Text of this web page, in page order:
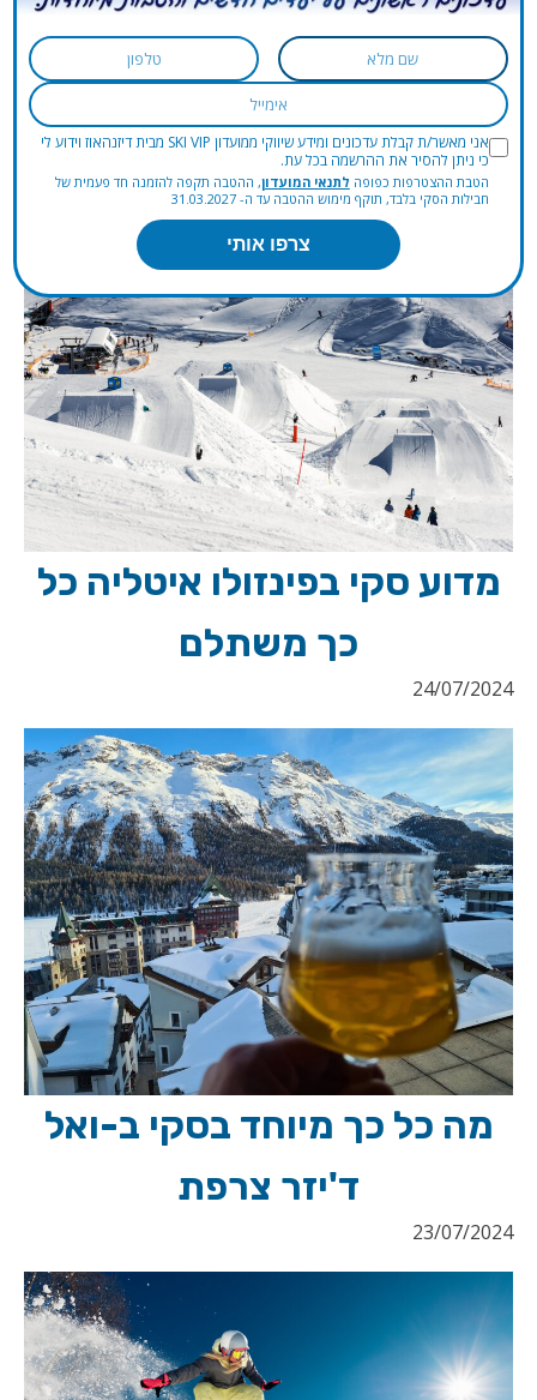
סקי ליד מילאנו
26/07/2024
מדוע סקי בפינזולו איטליה כל
כך משתלם
24/07/2024
מה כל כך מיוחד בסקי ב-ואל
ד'יזר צרפת
23/07/2024
אני מאשר/ת קבלת עדכונים ומידע שיווקי ממועדון SKI VIP מבית דיזנהאוז וידוע לי
כי ניתן להסיר את ההרשמה בכל עת.
הטבת ההצטרפות כפופה לתנאי המועדון, ההטבה תקפה להזמנה חד פעמית של
חבילות הסקי בלבד, תוקף מימוש ההטבה עד ה- 31.03.2027
צרפו אותי